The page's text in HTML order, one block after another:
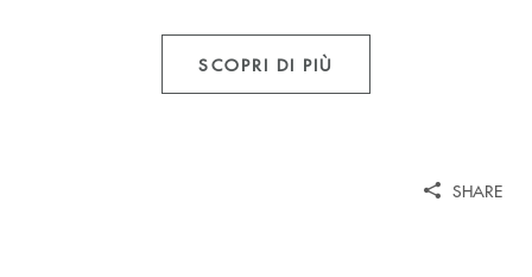
SCOPRI DI PIÙ
SHARE